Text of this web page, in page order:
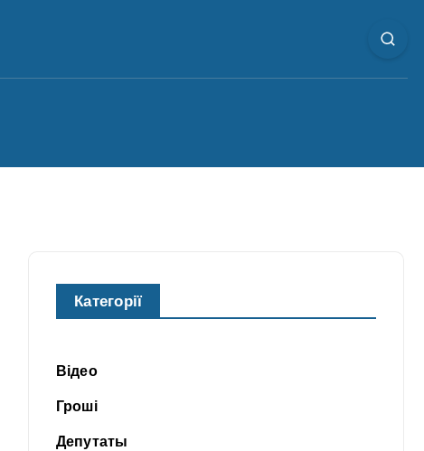
Категорії
Відео
Гроші
Депутаты